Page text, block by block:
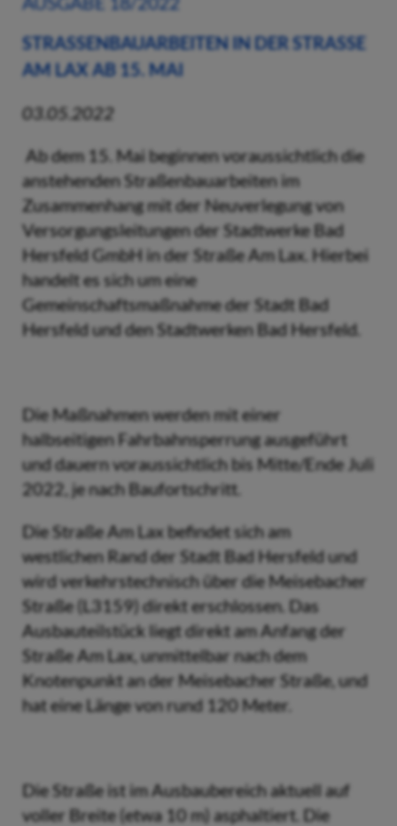
STRASSENBAUARBEITEN IN DER STRASSE AM
LAX AB 15. MAI
03.05.2022
Ab dem 15. Mai beginnen voraussichtlich die
anstehenden Straßenbauarbeiten im
Zusammenhang mit der Neuverlegung von
Versorgungsleitungen der Stadtwerke Bad
Hersfeld GmbH in der Straße Am Lax. Hierbei
handelt es sich um eine
Gemeinschaftsmaßnahme der Stadt Bad
Hersfeld und den Stadtwerken Bad Hersfeld.
Die Maßnahmen werden mit einer
halbseitigen Fahrbahnsperrung ausgeführt
und dauern voraussichtlich bis Mitte/Ende Juli
2022, je nach Baufortschritt.
Die Straße Am Lax befindet sich am
westlichen Rand der Stadt Bad Hersfeld und
wird verkehrstechnisch über die Meisebacher
Straße (L3159) direkt erschlossen. Das
Ausbauteilstück liegt direkt am Anfang der
Straße Am Lax, unmittelbar nach dem
Knotenpunkt an der Meisebacher Straße, und
hat eine Länge von rund 120 Meter.
Die Straße ist im Ausbaubereich aktuell auf
voller Breite (etwa 10 m) asphaltiert. Die